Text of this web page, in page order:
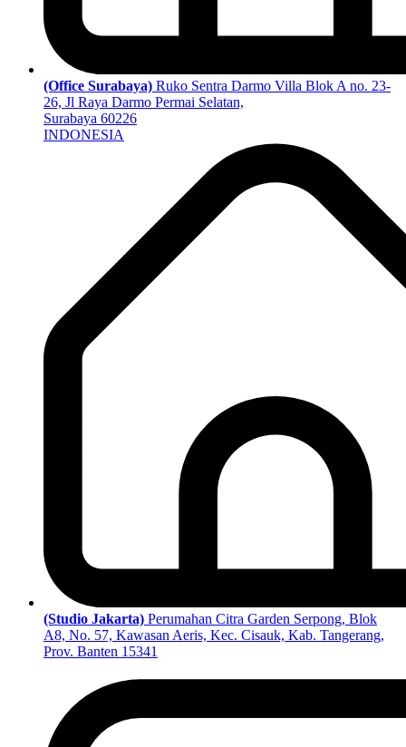
(Office Surabaya) Ruko Sentra Darmo Villa Blok A no. 23-
26, Jl Raya Darmo Permai Selatan,
Surabaya 60226
INDONESIA
(Studio Jakarta) Perumahan Citra Garden Serpong, Blok
A8, No. 57, Kawasan Aeris, Kec. Cisauk, Kab. Tangerang,
Prov. Banten 15341